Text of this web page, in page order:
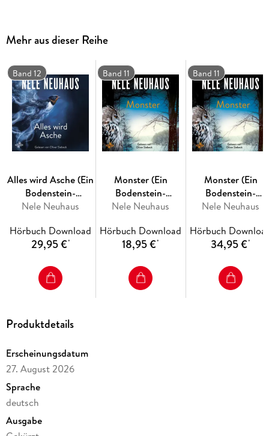
Grevenkamps Softwarefirma und Familie zu entwirren, stoßen
sie auf weitere Morde in der Vergangenheit, die alle mit
Grevenkamp zusammenhängen. Pia und Bodenstein
versuchen, einen Mörder zu stoppen, der keine Gnade kennt
und eiskalt plant.
Mehr aus dieser Reihe
Band 12
Alles wird Asche (Ein
Bodenstein-
Kirchhoff-Krimi 12)
Kirchhoff-Krimi 12)
Nele Neuhaus
Hörbuch Download
29,95 €*
Band 11
Monster (Ein
Bodenstein-
Kirchhoff-Krimi 11)
Nele Neuhaus
Hörbuch Download
18,95 €*
Band 11
Monster (Ein
Bodenstein-
Kirchhoff-Krimi 11)
Nele Neuhaus
Hörbuch
34,95 €*
Produktdetails
Erscheinungsdatum
27. August 2026
Sprache
deutsch
Ausgabe